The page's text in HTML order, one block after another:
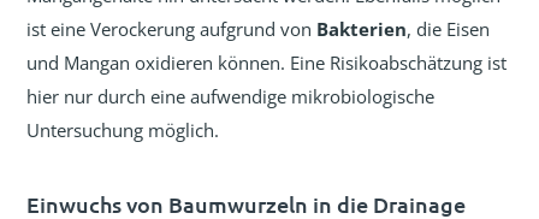
ist eine Verockerung aufgrund von Bakterien, die Eisen
und Mangan oxidieren können. Eine Risikoabschätzung ist
hier nur durch eine aufwendige mikrobiologische
Untersuchung möglich.
Einwuchs von Baumwurzeln in die Drainage